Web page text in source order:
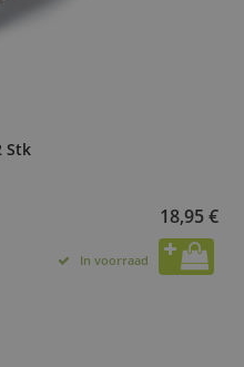
Stk
18,95 €
In voorraad